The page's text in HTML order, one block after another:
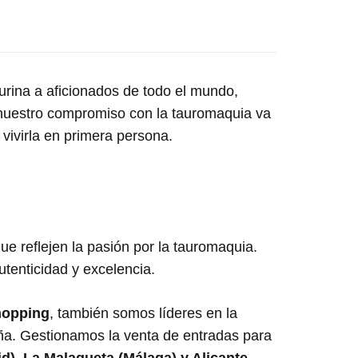
a aficionados de todo el mundo,
compromiso con la tauromaquia va
en primera persona.
reflejen la pasión por la tauromaquia.
y excelencia.
, también somos líderes en la
Gestionamos la venta de entradas para